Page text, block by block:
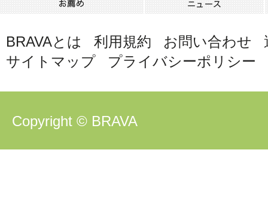
BRAVAとは 利用規約 お問い合わせ
サイトマップ
プライバシーポリシー
Copyright © BRAVA